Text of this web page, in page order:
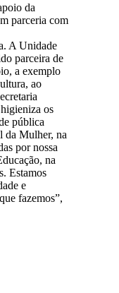
da
parceria com
A Unidade
parceira de
a exemplo
ao
os
pública
da Mulher, na
por nossa
na
Estamos
e
fazemos”,